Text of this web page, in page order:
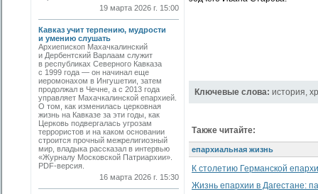
19 марта 2026 г. 15:00
Кавказ учит терпению, мудрости
и умению слушать
Архиепископ Махачкалинский
и Дербентский Варлаам служит
в республиках Северного Кавказа
с 1999 года — он начинал еще
иеромонахом в Ингушетии, затем
продолжал в Чечне, а с 2013 года
управляет Махачкалинской епархией.
О том, как изменилась церковная
жизнь на Кавказе за эти годы, как
Церковь подвергалась угрозам
террористов и на каком основании
строится прочный межрелигиозный
мир, владыка рассказал в интервью
«Журналу Московской Патриархии».
PDF-версия.
16 марта 2026 г. 15:30
Ключевые слова: история,
Также читайте:
епархиальная жизнь
К столетию Германской
Жизнь епархии в Дагестане: